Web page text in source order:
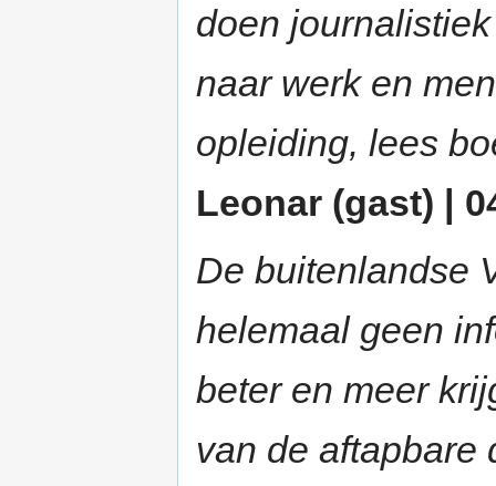
doen
naar werk en
opleiding, lees
Leonar (gast) |
De buitenlandse
helemaal geen
beter en meer
van de aftapbare